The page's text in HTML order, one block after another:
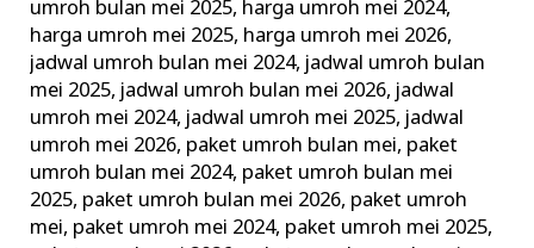
umroh bulan mei 2025, harga umroh mei 2024,
harga umroh mei 2025, harga umroh mei 2026,
jadwal umroh bulan mei 2024, jadwal umroh bulan
mei 2025, jadwal umroh bulan mei 2026, jadwal
umroh mei 2024, jadwal umroh mei 2025, jadwal
umroh mei 2026, paket umroh bulan mei, paket
umroh bulan mei 2024, paket umroh bulan mei
2025, paket umroh bulan mei 2026, paket umroh
mei, paket umroh mei 2024, paket umroh mei 2025,